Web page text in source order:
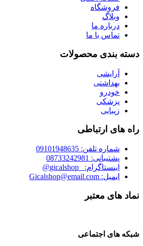
فروشگاه
وبلاگ
درباره ما
تماس با ما
دسته بندی محصولات
آرایشی
بهداشتی
خودرو
پزشکی
زیبایی
راه های ارتباطی
شماره تلفن: 09101948635
پشتیبانی: 08733242981
اینستاگرام: _gicalshop@
ایمیل: Gicalshop@email.com
نماد های معتبر
شبکه های اجتماعی